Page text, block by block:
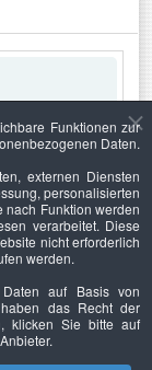
Funktionen zur
Daten.
externen Diensten
personalisierten
Funktion werden
verarbeitet. Diese
nicht erforderlich
werden.
auf Basis von
das Recht der
klicken Sie bitte auf